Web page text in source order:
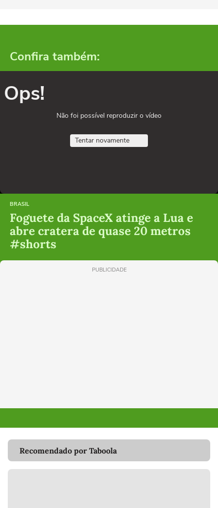
Confira também:
Ops!
Não foi possível reproduzir o vídeo
Tentar novamente
BRASIL
Foguete da SpaceX atinge a Lua e
abre cratera de quase 20 metros
#shorts
PUBLICIDADE
Recomendado por Taboola